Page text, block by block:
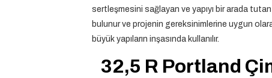
sertleşmesini sağlayan ve yapıyı bir arada
bulunur ve projenin gereksinimlerine uygun
büyük yapıların inşasında kullanılır.
32,5 R Portland